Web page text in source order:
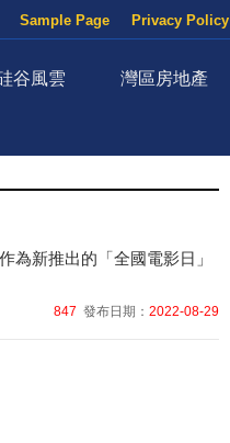
Privacy Policy
Sample Page
谷風雲 灣區房地產
為新推出的「全國電影日」
847 發布日期： 2022-08-29